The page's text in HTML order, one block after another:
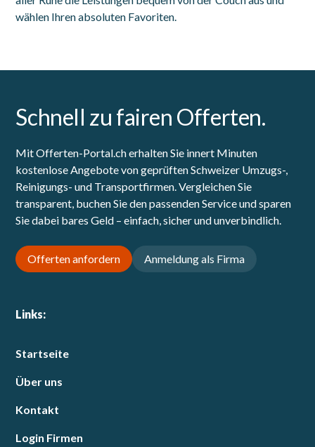
wählen Ihren absoluten Favoriten.
Schnell zu fairen Offerten.
Mit Offerten-Portal.ch erhalten Sie innert Minuten
kostenlose Angebote von geprüften Schweizer Umzugs-,
Reinigungs- und Transportfirmen. Vergleichen Sie
transparent, buchen Sie den passenden Service und sparen
Sie dabei bares Geld – einfach, sicher und unverbindlich.
Offerten anfordern Anmeldung als Firma
Links:
Startseite
Über uns
Kontakt
Login Firmen